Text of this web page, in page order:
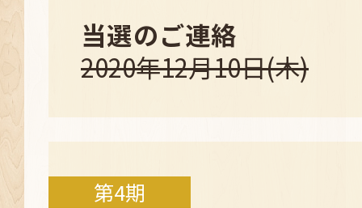
当選のご連絡
2020年12月10日(木)
第4期